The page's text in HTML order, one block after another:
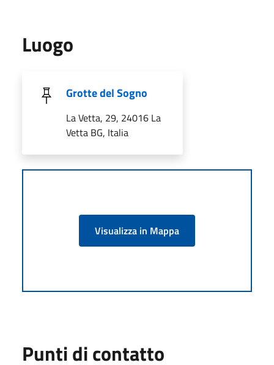
Luogo
Grotte del Sogno
La Vetta, 29, 24016 La
Vetta BG, Italia
Visualizza in Mappa
Punti di contatto